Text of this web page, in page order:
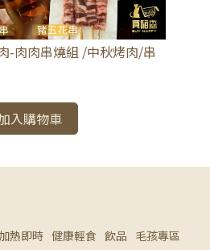
-肉肉串燒組 /中秋烤肉/串
入購物車
加熱即時 健康輕食 飲品 毛孩專區